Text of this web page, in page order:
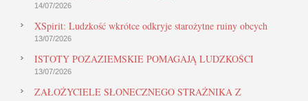
14/07/2026
XSpirit: Ludzkość wkrótce odkryje starożytne ruiny obcych
13/07/2026
ISTOTY POZAZIEMSKIE POMAGAJĄ LUDZKOŚCI
13/07/2026
ZAŁOŻYCIELE SŁONECZNEGO STRAŻNIKA Z